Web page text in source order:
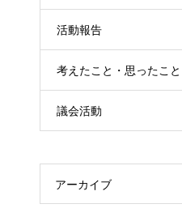
活動報告
考えたこと・思ったこと
議会活動
アーカイブ